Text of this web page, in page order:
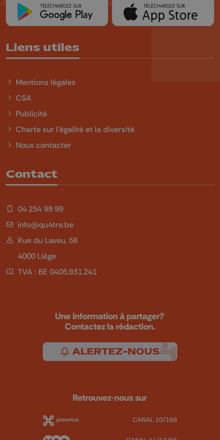
Liens utiles
Mentions légales
CSA
Publicité
Charte sur l'égalité et la diversité
Nous contacter
Contact
04 254 99 99
info@qu4tre.be
Rue du Laveu, 58
4000 Liège
TVA : BE 0405.931.241
Une information à partager?
Contactez la rédaction.
ALERTEZ-NOUS
Retrouvez-nous sur
CANAL 10/166